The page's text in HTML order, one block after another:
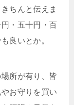
ちんと伝えま
・五十円・百
良いとか。
所が有り、皆
お守りを買い